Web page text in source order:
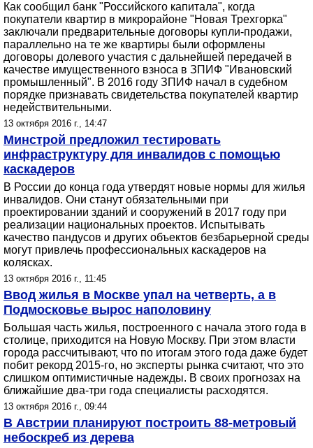
Как сообщил банк "Российского капитала", когда
покупатели квартир в микрорайоне "Новая Трехгорка"
заключали предварительные договоры купли-продажи,
параллельно на те же квартиры были оформлены
договоры долевого участия с дальнейшей передачей в
качестве имущественного взноса в ЗПИФ "Ивановский
промышленный". В 2016 году ЗПИФ начал в судебном
порядке признавать свидетельства покупателей квартир
недействительными.
13 октября 2016 г., 14:47
Минстрой предложил тестировать
инфраструктуру для инвалидов с помощью
каскадеров
В России до конца года утвердят новые нормы для жилья
инвалидов. Они станут обязательными при
проектировании зданий и сооружений в 2017 году при
реализации национальных проектов. Испытывать
качество пандусов и других объектов безбарьерной среды
могут привлечь профессиональных каскадеров на
колясках.
13 октября 2016 г., 11:45
Ввод жилья в Москве упал на четверть, а в
Подмосковье вырос наполовину
Большая часть жилья, построенного с начала этого года в
столице, приходится на Новую Москву. При этом власти
города рассчитывают, что по итогам этого года даже будет
побит рекорд 2015-го, но эксперты рынка считают, что это
слишком оптимистичные надежды. В своих прогнозах на
ближайшие два-три года специалисты расходятся.
13 октября 2016 г., 09:44
В Австрии планируют построить 88-метровый
небоскреб из дерева